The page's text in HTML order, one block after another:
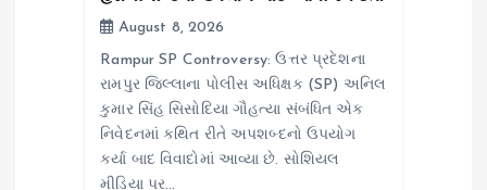
August 8, 2026
Rampur SP Controversy: ઉત્તર પ્રદેશના
રામપુર જિલ્લાના પોલીસ અધિક્ષક (SP) અનિલ
કુમાર સિંહ સિસોદિયા ગૌહત્યા સંબંધિત એક
નિવેદનમાં કથિત રીતે અપશબ્દનો ઉપયોગ
કર્યા બાદ વિવાદોમાં આવ્યા છે. સોશિયલ
મીડિયા પર…